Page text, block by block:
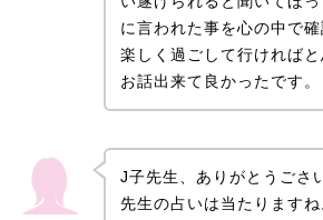
に言われた事を心の中で
楽しく過ごして行ければ
お話出来て良かったです。
J子先生、ありがとうごさ
先生の占いは当たります